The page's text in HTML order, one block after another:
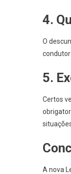
4.
O
5.
Certos
A nova